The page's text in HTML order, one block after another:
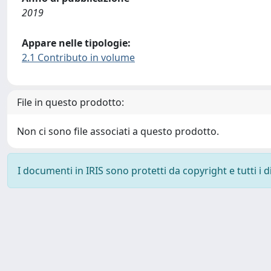
2019
Appare nelle tipologie:
2.1 Contributo in volume
File in questo prodotto:
Non ci sono file associati a questo prodotto.
I documenti in IRIS sono protetti da copyright e tutti i